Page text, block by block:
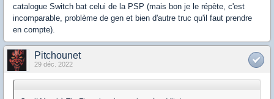
catalogue Switch bat celui de la PSP (mais bon je le répète, c'est
incomparable, problème de gen et bien d'autre truc qu'il faut prendre
en compte).
Pitchounet
29 déc. 2022